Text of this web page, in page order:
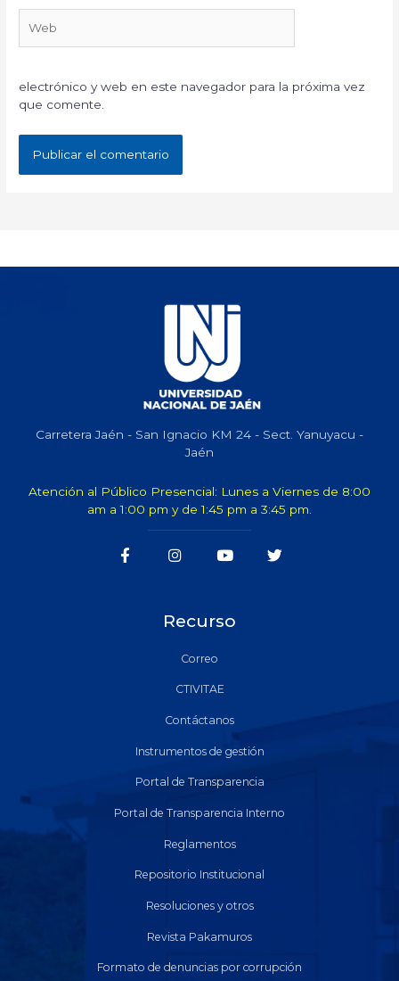
electrónico y web en este navegador para la próxima vez
que comente.
Carretera Jaén - San Ignacio KM 24 - Sect. Yanuyacu -
Jaén
Atención al Público Presencial: Lunes a Viernes de 8:00
am a 1:00 pm y de 1:45 pm a 3:45 pm.
Recurso
Correo
CTIVITAE
Contáctanos
Instrumentos de gestión
Portal de Transparencia
Portal de Transparencia Interno
Reglamentos
Repositorio Institucional
Resoluciones y otros
Revista Pakamuros
Formato de denuncias por corrupción